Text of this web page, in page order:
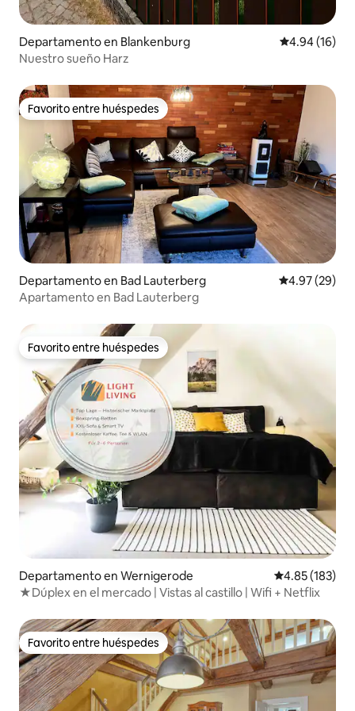
Departamento en Blankenburg Calificación
4.94 (16)
Nuestro sueño Harz
Favorito entre huéspedes
Favorito entre huéspedes
Departamento en Bad Lauterberg Calificación
4.97 (29)
Apartamento en Bad Lauterberg
Favorito entre huéspedes
Favorito entre huéspedes
Departamento en Wernigerode Calificación
4.85 (183)
★Dúplex en el mercado | Vistas al castillo | Wifi + Netflix
Favorito entre huéspedes
Favorito entre huéspedes